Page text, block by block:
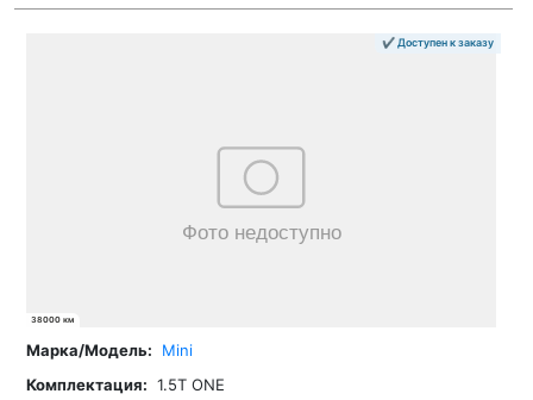
✔ Доступен к заказу
38000 км
Mini
1.5T ONE